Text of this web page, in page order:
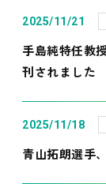
2025/11/21
手島純特任教
刊されました
2025/11/18
青山拓朗選手